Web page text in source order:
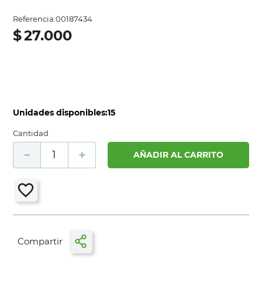
Referencia:00187434
$27.000
Unidades disponibles:15
Cantidad
＋
－ AÑADIR AL CARRITO